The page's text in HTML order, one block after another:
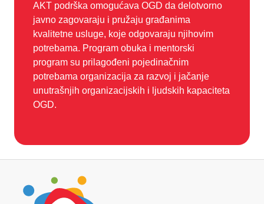
AKT podrška omogućava OGD da delotvorno
javno zagovaraju i pružaju građanima
kvalitetne usluge, koje odgovaraju njihovim
potrebama. Program obuka i mentorski
program su prilagođeni pojedinačnim
potrebama organizacija za razvoj i jačanje
unutrašnjih organizacijskih i ljudskih kapaciteta
OGD.